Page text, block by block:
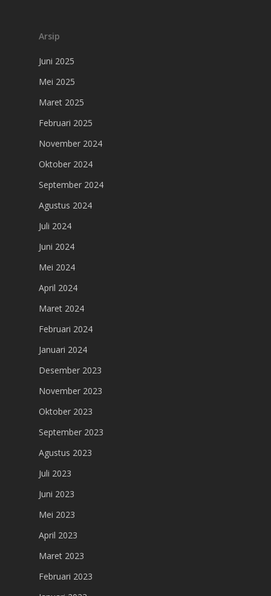
Arsip
Juni 2025
Mei 2025
Maret 2025
Februari 2025
November 2024
Oktober 2024
September 2024
Agustus 2024
Juli 2024
Juni 2024
Mei 2024
April 2024
Maret 2024
Februari 2024
Januari 2024
Desember 2023
November 2023
Oktober 2023
September 2023
Agustus 2023
Juli 2023
Juni 2023
Mei 2023
April 2023
Maret 2023
Februari 2023